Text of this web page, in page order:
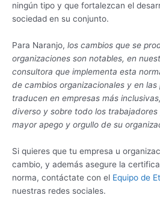
ningún tipo y que fortalezcan el
sociedad en su conjunto.
Para Naranjo, los cambios que se
organizaciones son notables, en
consultora que implementa esta
de cambios organizacionales y en las
traducen en empresas más
diverso y sobre todo los
mayor apego y orgullo de su
Si quieres que tu empresa u
cambio, y además asegure la
norma, contáctate con el Equipo de
nuestras redes sociales.